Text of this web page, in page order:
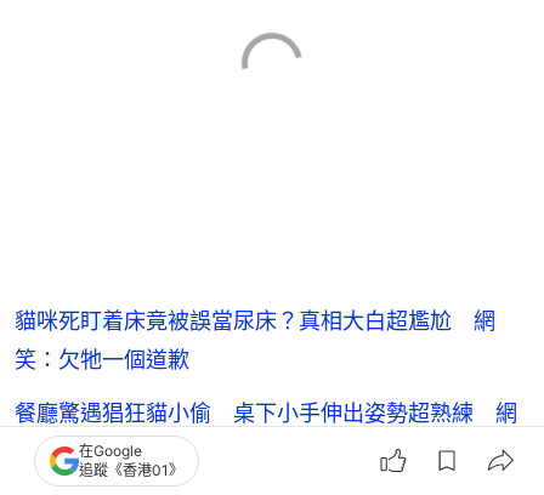
貓咪死盯着床竟被誤當尿床？真相大白超尷尬 網
笑：欠牠一個道歉
餐廳驚遇猖狂貓小偷 桌下小手伸出姿勢超熟練 網
民全被萌翻了
在Google
追蹤《香港01》